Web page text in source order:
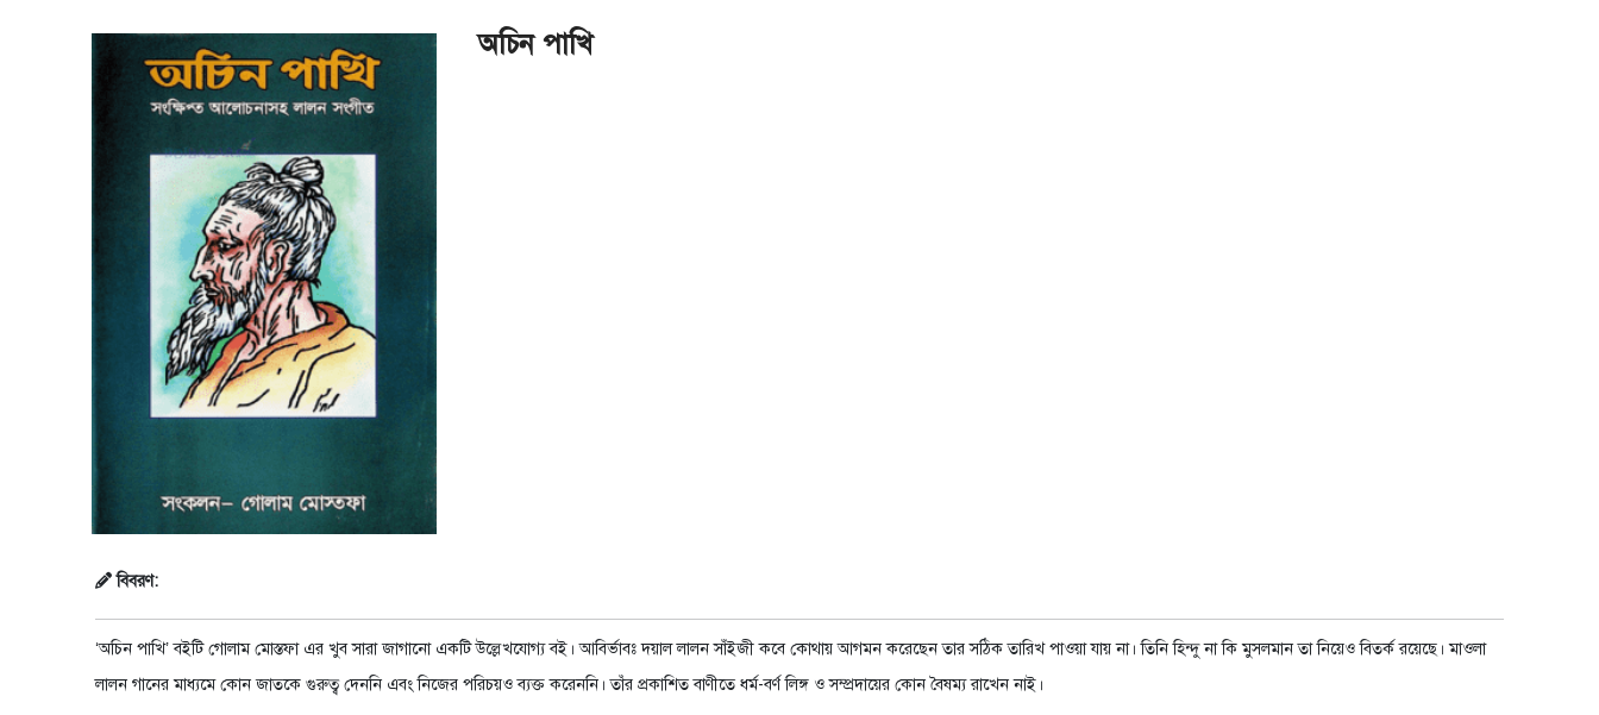
অচিন পাখি
বিবরণ:
‘অচিন পাখি’ বইটি গোলাম মোস্তফা এর খুব সারা জাগানো একটি উল্লেখযোগ্য বই। আবির্ভাবঃ দয়াল লালন সাঁইজী কবে কোথায় আগমন করেছেন তার সঠিক তারিখ পাওয়া যায় না। তিনি হিন্দু না কি মুসলমান তা নিয়েও বিতর্ক রয়েছে। মাওলা
লালন গানের মাধ্যমে কোন জাতকে গুরুত্ব দেননি এবং নিজের পরিচয়ও ব্যক্ত করেননি। তাঁর প্রকাশিত বাণীতে ধর্ম-বর্ণ লিঙ্গ ও সম্প্রদায়ের কোন বৈষম্য রাখেন নাই।